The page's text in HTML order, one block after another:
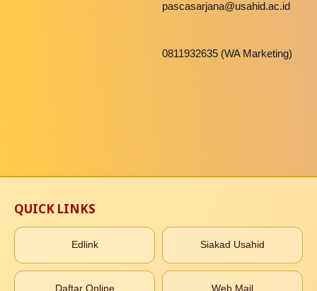
pascasarjana@usahid.ac.id
0811932635 (WA Marketing)
QUICK LINKS
Edlink Siakad Usahid
Daftar Online Web Mail